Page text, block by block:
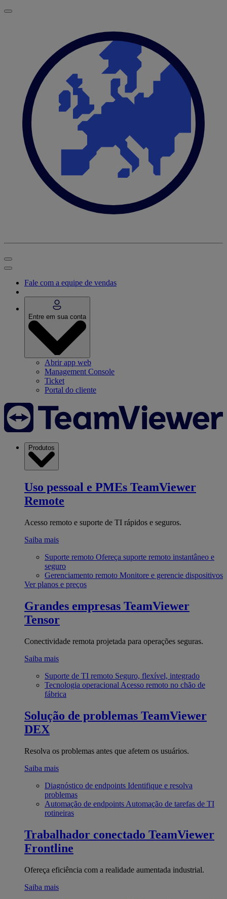
Fale com a equipe de vendas
Entre em sua conta
Abrir app web
Management Console
Ticket
Portal do cliente
Produtos
Uso pessoal e PMEs TeamViewer
Remote
Acesso remoto e suporte de TI rápidos e seguros.
Saiba mais
Suporte remoto Ofereça suporte remoto instantâneo e
seguro
Gerenciamento remoto Monitore e gerencie dispositivos
Ver planos e preços
Grandes empresas TeamViewer
Tensor
Conectividade remota projetada para operações seguras.
Saiba mais
Suporte de TI remoto Seguro, flexível, integrado
Tecnologia operacional Acesso remoto no chão de
fábrica
Solução de problemas TeamViewer
DEX
Resolva os problemas antes que afetem os usuários.
Saiba mais
Diagnóstico de endpoints Identifique e resolva
problemas
Automação de endpoints Automação de tarefas de TI
rotineiras
Trabalhador conectado TeamViewer
Frontline
Ofereça eficiência com a realidade aumentada industrial.
Saiba mais